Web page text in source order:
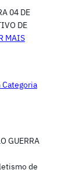
04 DE
DE
MAIS
Categoria
GUERRA
de